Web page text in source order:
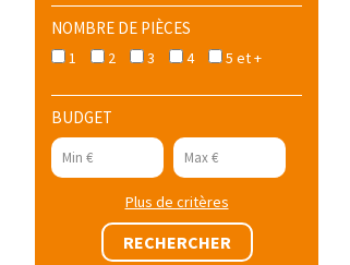
NOMBRE DE PIÈCES
1 2 3 4 5 et +
BUDGET
Plus de critères